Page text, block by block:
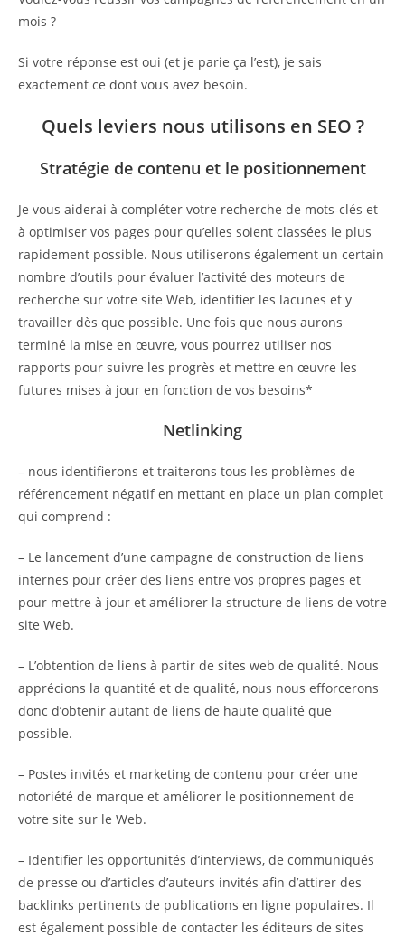
mois ?
Si votre réponse est oui (et je parie ça l’est), je sais
exactement ce dont vous avez besoin.
Quels leviers nous utilisons en SEO ?
Stratégie de contenu et le positionnement
Je vous aiderai à compléter votre recherche de mots-clés et
à optimiser vos pages pour qu’elles soient classées le plus
rapidement possible. Nous utiliserons également un certain
nombre d’outils pour évaluer l’activité des moteurs de
recherche sur votre site Web, identifier les lacunes et y
travailler dès que possible. Une fois que nous aurons
terminé la mise en œuvre, vous pourrez utiliser nos
rapports pour suivre les progrès et mettre en œuvre les
futures mises à jour en fonction de vos besoins*
Netlinking
– nous identifierons et traiterons tous les problèmes de
référencement négatif en mettant en place un plan complet
qui comprend :
– Le lancement d’une campagne de construction de liens
internes pour créer des liens entre vos propres pages et
pour mettre à jour et améliorer la structure de liens de votre
site Web.
– L’obtention de liens à partir de sites web de qualité. Nous
apprécions la quantité et de qualité, nous nous efforcerons
donc d’obtenir autant de liens de haute qualité que
possible.
– Postes invités et marketing de contenu pour créer une
notoriété de marque et améliorer le positionnement de
votre site sur le Web.
– Identifier les opportunités d’interviews, de communiqués
de presse ou d’articles d’auteurs invités afin d’attirer des
backlinks pertinents de publications en ligne populaires. Il
est également possible de contacter les éditeurs de sites